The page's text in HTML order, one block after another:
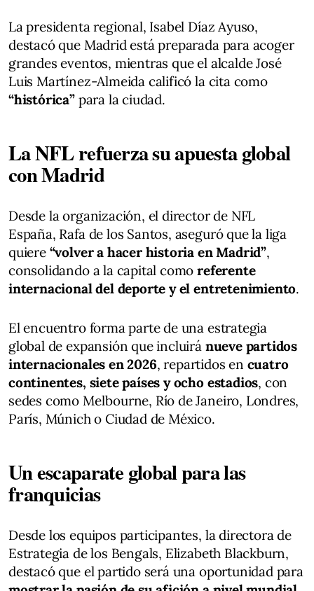
La presidenta regional, Isabel Díaz Ayuso,
destacó que Madrid está preparada para acoger
grandes eventos, mientras que el alcalde José
Luis Martínez-Almeida calificó la cita como
“histórica”para la ciudad.
La NFL refuerza su apuesta global
con Madrid
Desde la organización, el director de NFL
España, Rafa de los Santos, aseguró que la liga
quiere “volver a hacer historia en Madrid”,
consolidando a la capital comoreferente
internacional del deporte y el entretenimiento.
El encuentro forma parte de una estrategia
global de expansión que incluirá nueve partidos
internacionales en 2026, repartidos en cuatro
continentes, siete países y ocho estadios, con
sedes como Melbourne, Río de Janeiro, Londres,
París, Múnich o Ciudad de México.
Un escaparate global para las
franquicias
Desde los equipos participantes, la directora de
Estrategia de los Bengals, Elizabeth Blackburn,
destacó que el partido será una oportunidad para